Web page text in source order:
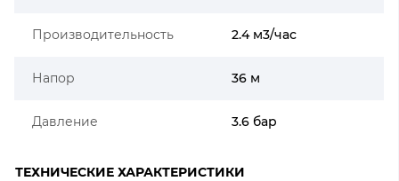
Производительность 2.4 м3/час
Напор 36 м
Давление 3.6 бар
ТЕХНИЧЕСКИЕ ХАРАКТЕРИСТИКИ